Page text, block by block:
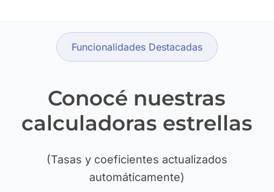
Funcionalidades Destacadas
Conocé nuestras
calculadoras estrellas
(Tasas y coeficientes actualizados
automáticamente)